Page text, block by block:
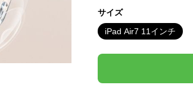
サイズ
iPad Air7 11インチ